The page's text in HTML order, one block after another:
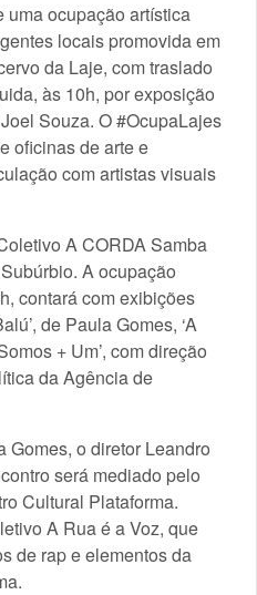
uma ocupação artística
locais promovida em
da Laje, com traslado
às 10h, por exposição
Souza. O #OcupaLajes
oficinas de arte e
com artistas visuais
A CORDA Samba
A ocupação
contará com exibições
de Paula Gomes, ‘A
+ Um’, com direção
da Agência de
Gomes, o diretor Leandro
será mediado pelo
Cultural Plataforma.
A Rua é a Voz, que
de rap e elementos da